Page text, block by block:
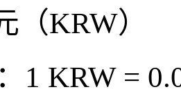
（KRW）
1 KRW =